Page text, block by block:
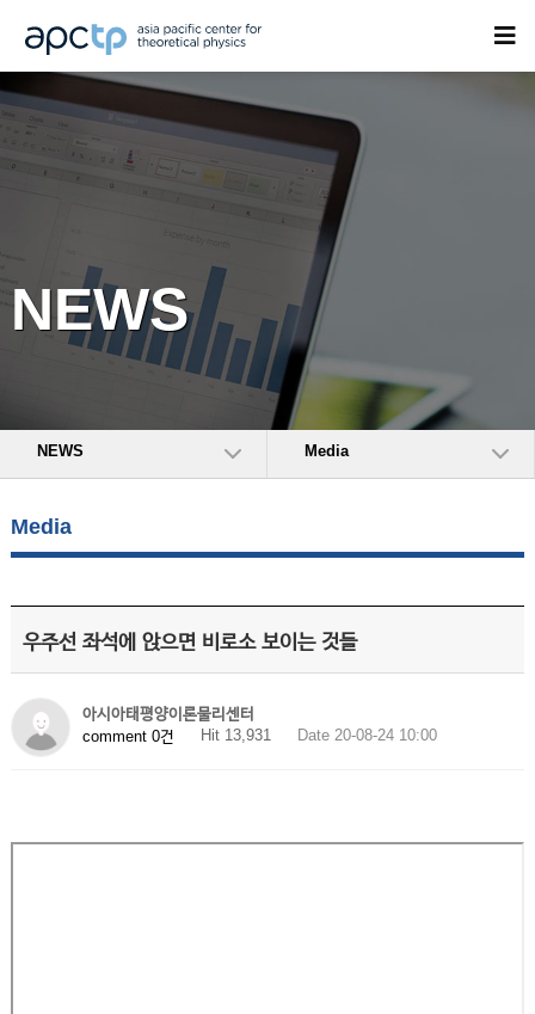
NEWS
NEWS Media
Media
우주선 좌석에 앉으면 비로소 보이는 것들
아시아태평양이론물리센터
comment 0건
Hit 13,931 Date 20-08-24 10:00